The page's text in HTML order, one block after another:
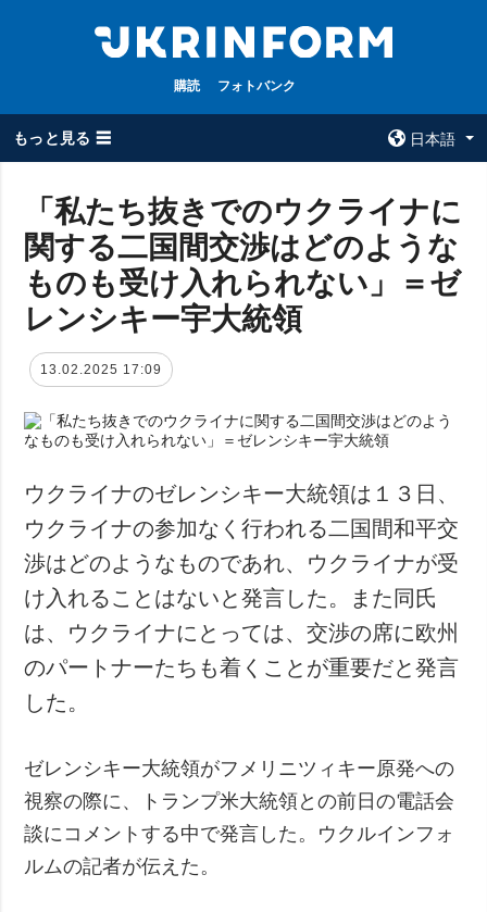
購読 フォトバンク
もっと見る ☰
日本語
全てのトピック
戦争
被占領地
経済・復興
防衛
社会・文化
スポーツ
犯罪
事故・緊急事態
ウクルインフォ
ルム
ウクルインフォル
ムについて
追加
特集
インタビュー
写真
サービス
購読
フォトバンク
「私たち抜きでのウクライナに
関する二国間交渉はどのような
ものも受け入れられない」＝ゼ
レンシキー宇大統領
13.02.2025 17:09
ウクライナのゼレンシキー大統領は１３日、
ウクライナの参加なく行われる二国間和平交
渉はどのようなものであれ、ウクライナが受
け入れることはないと発言した。また同氏
は、ウクライナにとっては、交渉の席に欧州
のパートナーたちも着くことが重要だと発言
した。
ゼレンシキー大統領がフメリニツィキー原発への
視察の際に、トランプ米大統領との前日の電話会
談にコメントする中で発言した。ウクルインフォ
ルムの記者が伝えた。